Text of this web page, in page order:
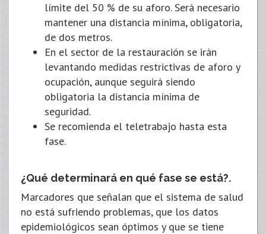
límite del 50 % de su aforo. Será necesario
mantener una distancia mínima, obligatoria,
de dos metros.
En el sector de la restauración se irán
levantando medidas restrictivas de aforo y
ocupación, aunque seguirá siendo
obligatoria la distancia mínima de
seguridad.
Se recomienda el teletrabajo hasta esta
fase.
¿Qué determinará en qué fase se está?.
Marcadores que señalan que el sistema de salud
no está sufriendo problemas, que los datos
epidemiológicos sean óptimos y que se tiene